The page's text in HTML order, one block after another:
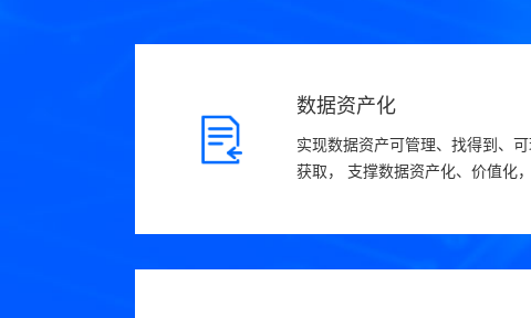
数据资产化
实现数据资产可管理、找得到、
获取， 支撑数据资产化、价值化